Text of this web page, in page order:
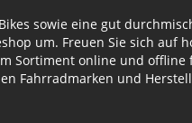
sowie eine gut
um. Freuen Sie sich auf
Sortiment online und
Fahrradmarken und